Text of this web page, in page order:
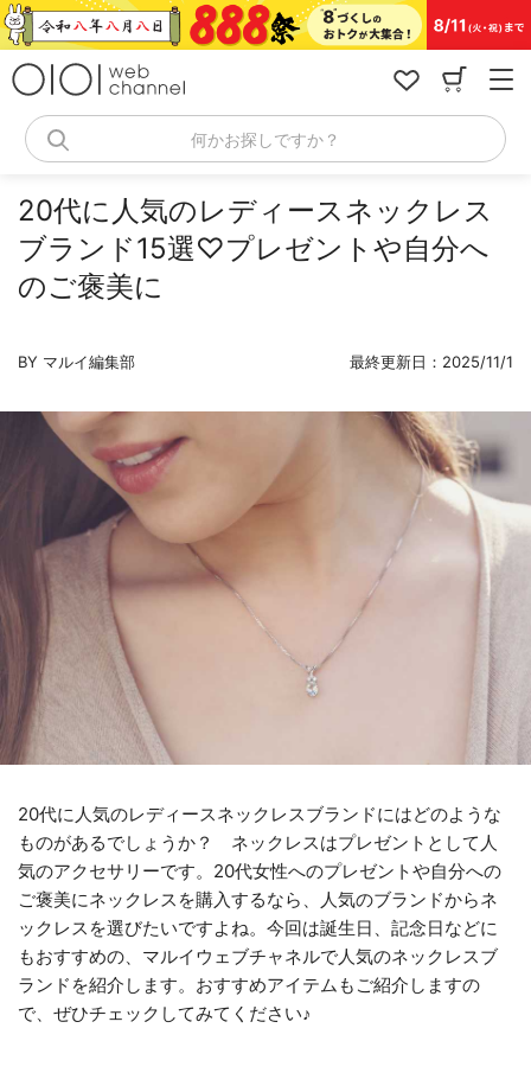
コ
ン
何かお探しですか？
20代に人気のレディースネックレス
ブランド15選♡プレゼントや自分へ
のご褒美に
BY マルイ編集部 最終更新日：2025/11/1
20代に人気のレディースネックレスブランドにはどのような
ものがあるでしょうか？ ネックレスはプレゼントとして人
気のアクセサリーです。20代女性へのプレゼントや自分への
ご褒美にネックレスを購入するなら、人気のブランドからネ
ックレスを選びたいですよね。今回は誕生日、記念日などに
もおすすめの、マルイウェブチャネルで人気のネックレスブ
ランドを紹介します。おすすめアイテムもご紹介しますの
で、ぜひチェックしてみてください♪